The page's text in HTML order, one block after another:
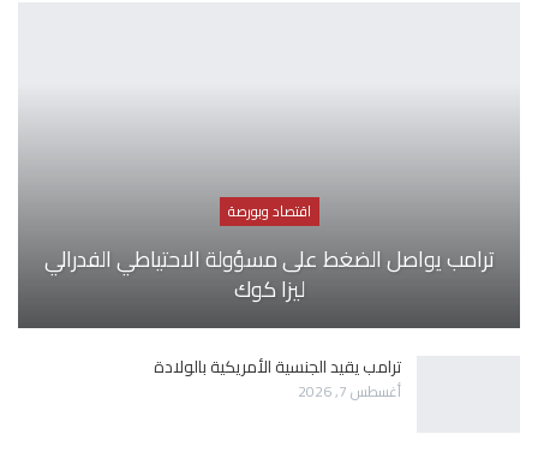
اقتصاد وبورصة
ترامب يواصل الضغط على مسؤولة الاحتياطي الفدرالي
ليزا كوك
ترامب يقيد الجنسية الأمريكية بالولادة
أغسطس 7, 2026